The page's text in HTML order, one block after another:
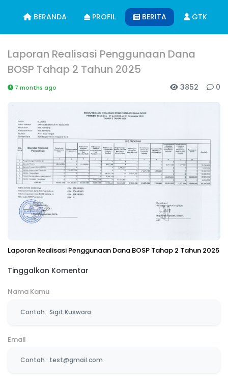
BERANDA PROFIL BERITA GTK
Laporan Realisasi Penggunaan Dana
BOSP Tahap 2 Tahun 2025
7 months ago 0
3852
Laporan Realisasi Penggunaan Dana BOSP Tahap 2 Tahun 2025
Tinggalkan Komentar
Nama Kamu
Email